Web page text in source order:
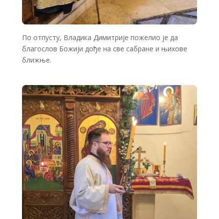
По отпусту, Владика Димитрије пожелио је да
благослов Божији дође на све сабране и њихове
ближње.